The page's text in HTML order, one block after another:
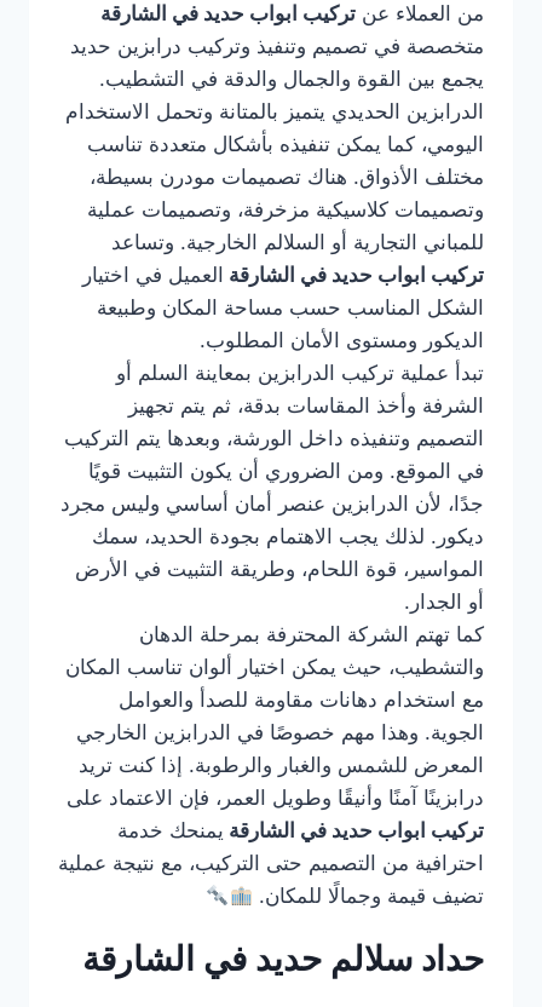
من العملاء عن تركيب ابواب حديد في الشارقة
متخصصة في تصميم وتنفيذ وتركيب درابزين حديد
يجمع بين القوة والجمال والدقة في التشطيب.
الدرابزين الحديدي يتميز بالمتانة وتحمل الاستخدام
اليومي، كما يمكن تنفيذه بأشكال متعددة تناسب
مختلف الأذواق. هناك تصميمات مودرن بسيطة،
وتصميمات كلاسيكية مزخرفة، وتصميمات عملية
للمباني التجارية أو السلالم الخارجية. وتساعد
تركيب ابواب حديد في الشارقة العميل في اختيار
الشكل المناسب حسب مساحة المكان وطبيعة
الديكور ومستوى الأمان المطلوب.
تبدأ عملية تركيب الدرابزين بمعاينة السلم أو
الشرفة وأخذ المقاسات بدقة، ثم يتم تجهيز
التصميم وتنفيذه داخل الورشة، وبعدها يتم التركيب
في الموقع. ومن الضروري أن يكون التثبيت قويًا
جدًا، لأن الدرابزين عنصر أمان أساسي وليس مجرد
ديكور. لذلك يجب الاهتمام بجودة الحديد، سمك
المواسير، قوة اللحام، وطريقة التثبيت في الأرض
أو الجدار.
كما تهتم الشركة المحترفة بمرحلة الدهان
والتشطيب، حيث يمكن اختيار ألوان تناسب المكان
مع استخدام دهانات مقاومة للصدأ والعوامل
الجوية. وهذا مهم خصوصًا في الدرابزين الخارجي
المعرض للشمس والغبار والرطوبة. إذا كنت تريد
درابزينًا آمنًا وأنيقًا وطويل العمر، فإن الاعتماد على
تركيب ابواب حديد في الشارقة يمنحك خدمة
احترافية من التصميم حتى التركيب، مع نتيجة عملية
تضيف قيمة وجمالًا للمكان.
حداد سلالم حديد في الشارقة